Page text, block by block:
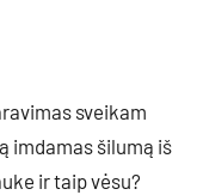
sveikam
imdamas šilumą iš
ir taip vėsu?